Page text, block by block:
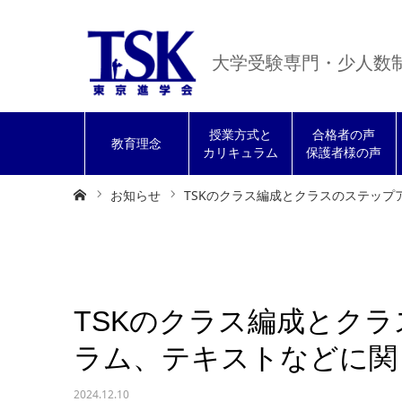
大学受験専門・少人数
教育理念
授業方式と
カリキュラム
合格者の声
保護者様の声
お知らせ TSKのクラス編成とクラスのステッ
TSKのクラス編成とク
ラム、テキストなどに
2024.12.10